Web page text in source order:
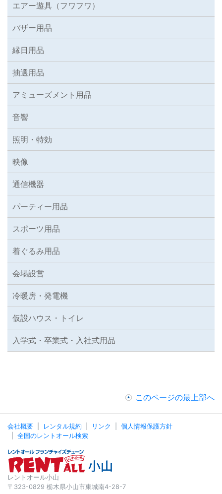
エアー遊具（フワフワ）
バザー用品
縁日用品
抽選用品
アミューズメント用品
音響
照明・特効
映像
通信機器
パーティー用品
スポーツ用品
着ぐるみ用品
会場設営
冷暖房・発電機
仮設ハウス・トイレ
入学式・卒業式・入社式用品
このページの最上部へ
会社概要 レンタル規約 リンク
個人情報保護方針
全国のレントオール検索
レントオール小山
〒323-0829 栃木県小山市東城南4-28-7